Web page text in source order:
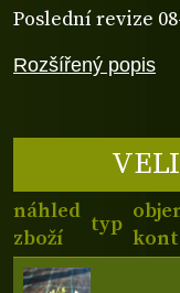
Rozšířený popis
Poslední revize
náhled
zboží
typ